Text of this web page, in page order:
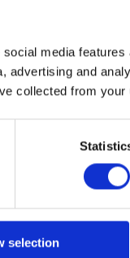
media
advertising and
collected from
selection